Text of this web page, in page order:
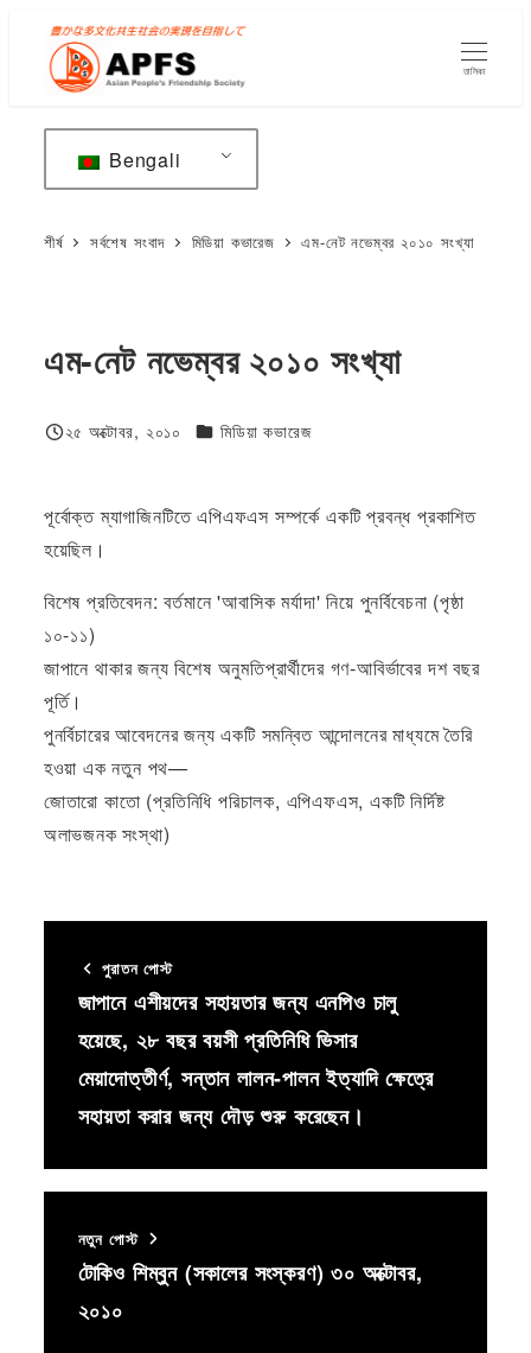
বিষয়বস্তুতে
তালিকা
Bengali
শীর্ষ সর্বশেষ সংবাদ মিডিয়া কভারেজ এম-নেট নভেম্বর ২০১০ সংখ্যা
এম-নেট নভেম্বর ২০১০ সংখ্যা
প্রকাশিত
২৫ অক্টোবর, ২০১০ ফিজিওলজি বা দেহতত্ত্ব
মিডিয়া কভারেজ
পূর্বোক্ত ম্যাগাজিনটিতে এপিএফএস সম্পর্কে একটি প্রবন্ধ প্রকাশিত
হয়েছিল।
বিশেষ প্রতিবেদন: বর্তমানে 'আবাসিক মর্যাদা' নিয়ে পুনর্বিবেচনা (পৃষ্ঠা
১০-১১)
জাপানে থাকার জন্য বিশেষ অনুমতিপ্রার্থীদের গণ-আবির্ভাবের দশ বছর
পূর্তি।
পুনর্বিচারের আবেদনের জন্য একটি সমন্বিত আন্দোলনের মাধ্যমে তৈরি
হওয়া এক নতুন পথ—
জোতারো কাতো (প্রতিনিধি পরিচালক, এপিএফএস, একটি নির্দিষ্ট
অলাভজনক সংস্থা)
পুরাতন পোস্ট
জাপানে এশীয়দের সহায়তার জন্য এনপিও চালু
হয়েছে, ২৮ বছর বয়সী প্রতিনিধি ভিসার
মেয়াদোত্তীর্ণ, সন্তান লালন-পালন ইত্যাদি ক্ষেত্রে
সহায়তা করার জন্য দৌড় শুরু করেছেন।
নতুন পোস্ট
টোকিও শিম্বুন (সকালের সংস্করণ) ৩০ অক্টোবর,
২০১০